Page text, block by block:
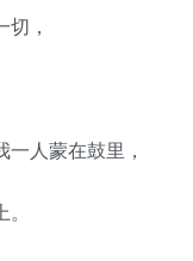
，
人蒙在鼓里，